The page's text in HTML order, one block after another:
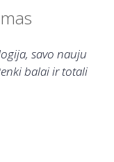
savo nauju
balai ir totali